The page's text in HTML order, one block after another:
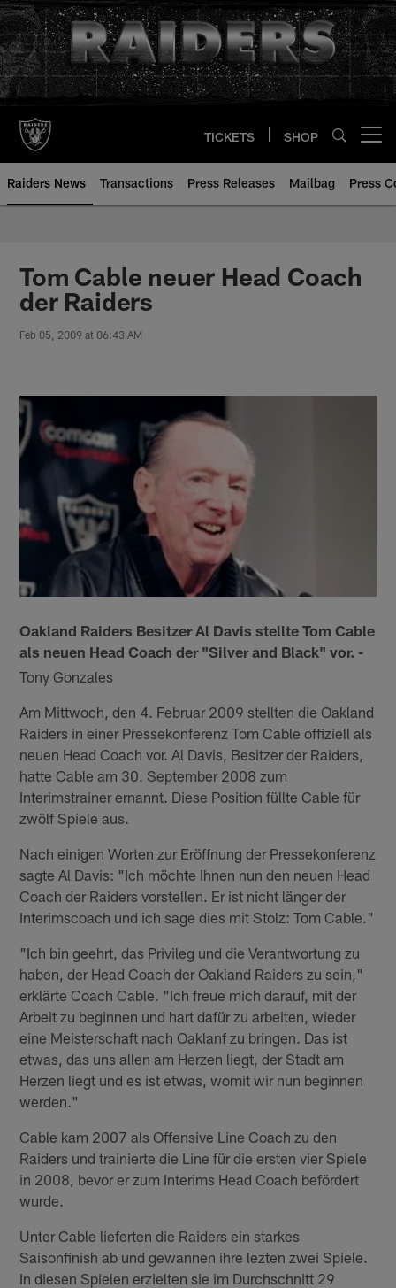
Skip
to
main
content
TICKETS SHOP
Raiders News Transactions Press Releases Mailbag Press
Tom Cable neuer Head Coach
der Raiders
Feb 05, 2009 at 06:43 AM
Oakland Raiders Besitzer Al Davis stellte Tom Cable
als neuen Head Coach der "Silver and Black" vor. -
Tony Gonzales
Am Mittwoch, den 4. Februar 2009 stellten die Oakland
Raiders in einer Pressekonferenz Tom Cable offiziell als
neuen Head Coach vor. Al Davis, Besitzer der Raiders,
hatte Cable am 30. September 2008 zum
Interimstrainer ernannt. Diese Position füllte Cable für
zwölf Spiele aus.
Nach einigen Worten zur Eröffnung der Pressekonferenz
sagte Al Davis: "Ich möchte Ihnen nun den neuen Head
Coach der Raiders vorstellen. Er ist nicht länger der
Interimscoach und ich sage dies mit Stolz: Tom Cable."
"Ich bin geehrt, das Privileg und die Verantwortung zu
haben, der Head Coach der Oakland Raiders zu sein,"
erklärte Coach Cable. "Ich freue mich darauf, mit der
Arbeit zu beginnen und hart dafür zu arbeiten, wieder
eine Meisterschaft nach Oaklanf zu bringen. Das ist
etwas, das uns allen am Herzen liegt, der Stadt am
Herzen liegt und es ist etwas, womit wir nun beginnen
werden."
Cable kam 2007 als Offensive Line Coach zu den
Raiders und trainierte die Line für die ersten vier Spiele
in 2008, bevor er zum Interims Head Coach befördert
wurde.
Unter Cable lieferten die Raiders ein starkes
Saisonfinish ab und gewannen ihre lezten zwei Spiele.
In diesen Spielen erzielten sie im Durchschnitt 29